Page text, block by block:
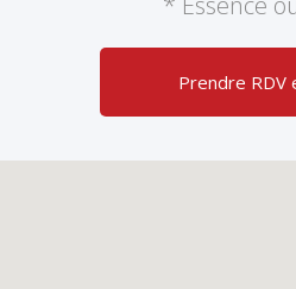
Prendre RDV